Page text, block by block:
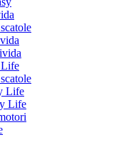
Life
Life